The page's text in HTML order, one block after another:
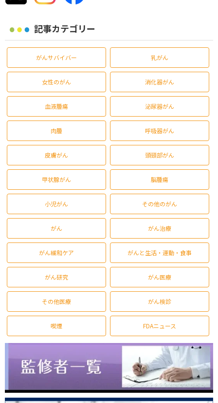
記事カテゴリー
がんサバイバー 乳がん
女性のがん 消化器がん
血液腫瘍 泌尿器がん
肉腫 呼吸器がん
皮膚がん 頭頸部がん
甲状腺がん 脳腫瘍
小児がん その他のがん
がん がん治療
がん緩和ケア がんと生活・運動・食事
がん研究 がん医療
その他医療 がん検診
喫煙 FDAニュース